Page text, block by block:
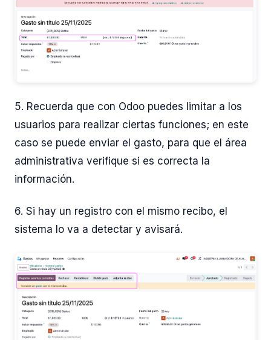
5. Recuerda que con Odoo puedes limitar a los
usuarios para realizar ciertas funciones; en este
caso se puede enviar el gasto, para que el área
administrativa verifique si es correcta la
información.
6. Si hay un registro con el mismo recibo, el
sistema lo va a detectar y avisará.